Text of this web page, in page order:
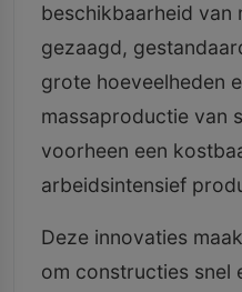
beschikbaarheid van
gezaagd,
grote hoeveelheden
massaproductie van
voorheen een
arbeidsintensief
Deze innovaties
om constructies snel